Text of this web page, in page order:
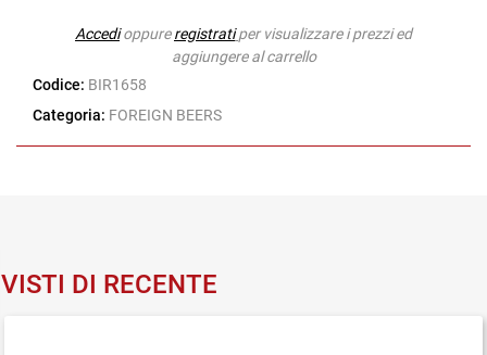
Accedioppureregistrati per visualizzare i prezzi ed
aggiungere al carrello
Codice: BIR1658
Categoria: FOREIGN BEERS
VISTI DI RECENTE